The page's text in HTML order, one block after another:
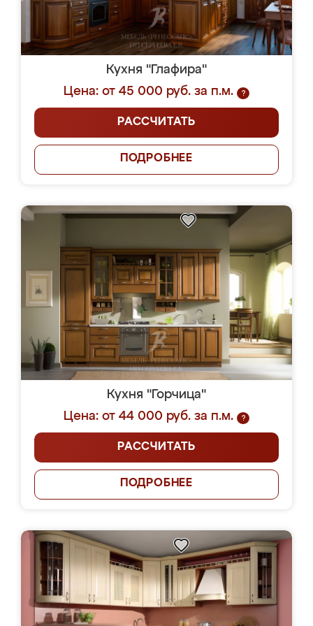
Кухня "Глафира"
Цена: от 45 000 руб. за п.м.
?
РАССЧИТАТЬ
ПОДРОБНЕЕ
Кухня "Горчица"
Цена: от 44 000 руб. за п.м.
?
РАССЧИТАТЬ
ПОДРОБНЕЕ